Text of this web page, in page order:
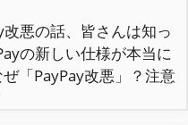
悪の話、皆さんは知っ
の新しい仕様が本当に
「PayPay改悪」？注意